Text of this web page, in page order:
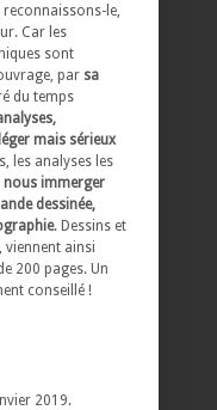
le,
Car les
sont
par sa
du temps
mais sérieux
les analyses les
nous immerger
dessinée,
. Dessins et
ainsi
200 pages. Un
conseillé !
2019.